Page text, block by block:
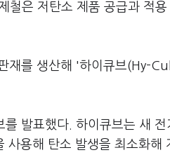
철은 저탄소 제품 공급과 적
재를 생산해 '하이큐브(Hy-
발표했다. 하이큐브는 새
용해 탄소 발생을 최소화해